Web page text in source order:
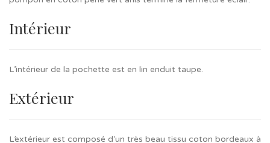
Intérieur
L’intérieur de la pochette est en lin enduit taupe.
Extérieur
L’extérieur est composé d’un très beau tissu coton bordeaux à